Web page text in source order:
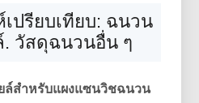
เปรียบเทียบ: ฉนวน
วัสดุฉนวนอื่น ๆ
ล์สำหรับแผงแซนวิชฉนวน